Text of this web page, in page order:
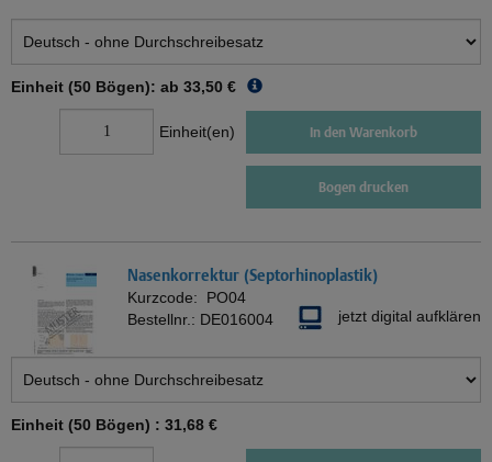
Einheit (50 Bögen): ab 33,50 €
Einheit(en) In den Warenkorb
Bogen drucken
Nasenkorrektur (Septorhinoplastik)
Kurzcode: PO04
Bestellnr.: DE016004 jetzt digital aufklären
Einheit (50 Bögen) : 31,68 €